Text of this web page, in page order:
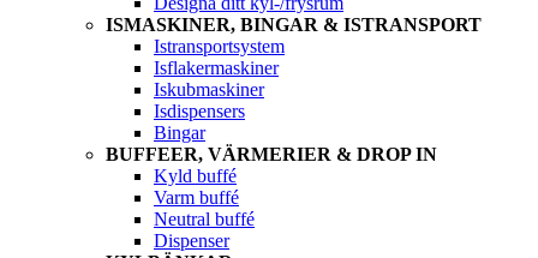
ISMASKINER, BINGAR & ISTRANSPORT
Istransportsystem
Isflakermaskiner
Iskubmaskiner
Isdispensers
Bingar
BUFFEER, VÄRMERIER & DROP IN
Kyld buffé
Varm buffé
Neutral buffé
Dispenser